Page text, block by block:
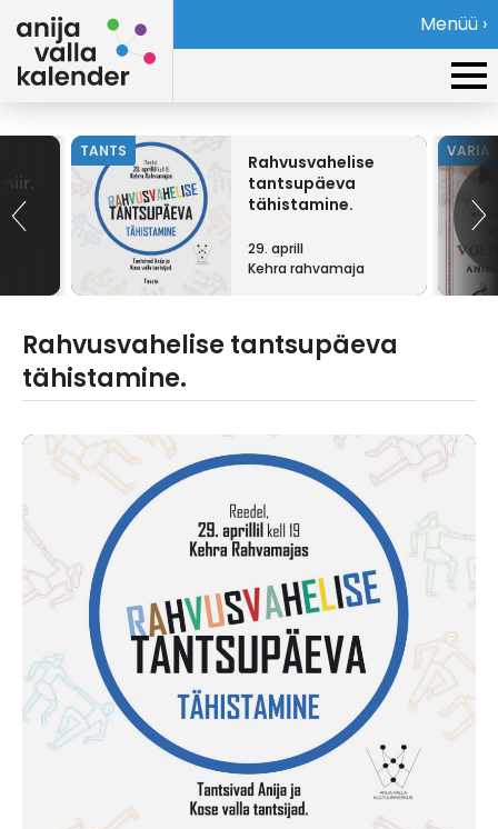
Menüü ›
TANTS
Rahvusvahelise
tantsupäeva
tähistamine.
29. aprill
Kehra rahvamaja
VARIA
Rahvusvahelise tantsupäeva
tähistamine.